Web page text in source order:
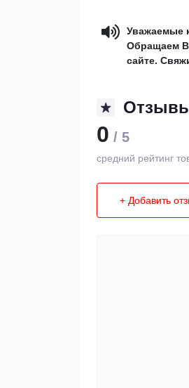
Уважаемые
Обращаем
сайте.
0 / 5
средний рейтинг
+ Добавить